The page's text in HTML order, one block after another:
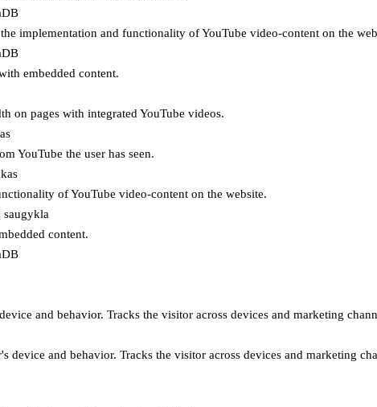
implementation and functionality of YouTube video-content on the
embedded content.
on pages with integrated YouTube videos.
YouTube the user has seen.
of YouTube video-content on the website.
content.
and behavior. Tracks the visitor across devices and marketing
device and behavior. Tracks the visitor across devices and marketing